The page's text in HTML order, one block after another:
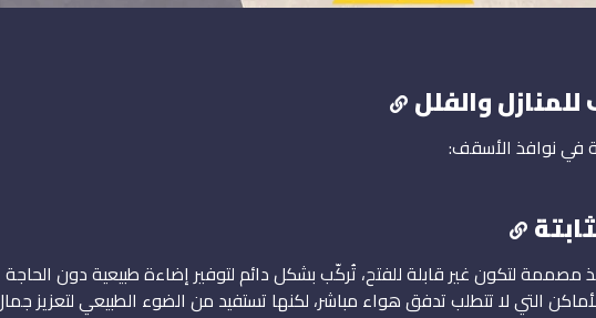
والفلل
في نوافذ الأسقف:
مصممة لتكون غير قابلة للفتح، تُركّب بشكل دائم لتوفير إضاءة طبيعية دون الحاجة
التي لا تتطلب تدفق هواء مباشر، لكنها تستفيد من الضوء الطبيعي لتعزيز